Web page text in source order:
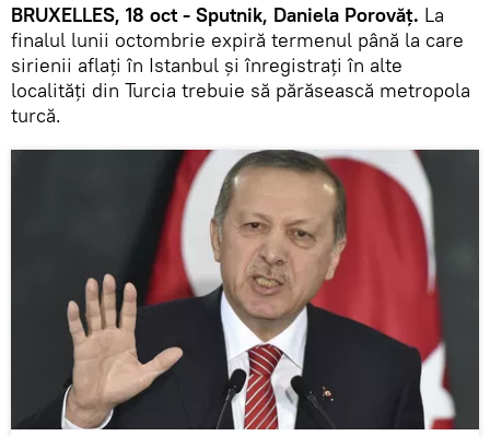
BRUXELLES, 18 oct - Sputnik, Daniela Porovăț. La
finalul lunii octombrie expiră termenul până la care
sirienii aflaţi în Istanbul şi înregistraţi în alte
localităţi din Turcia trebuie să părăsească metropola
turcă.